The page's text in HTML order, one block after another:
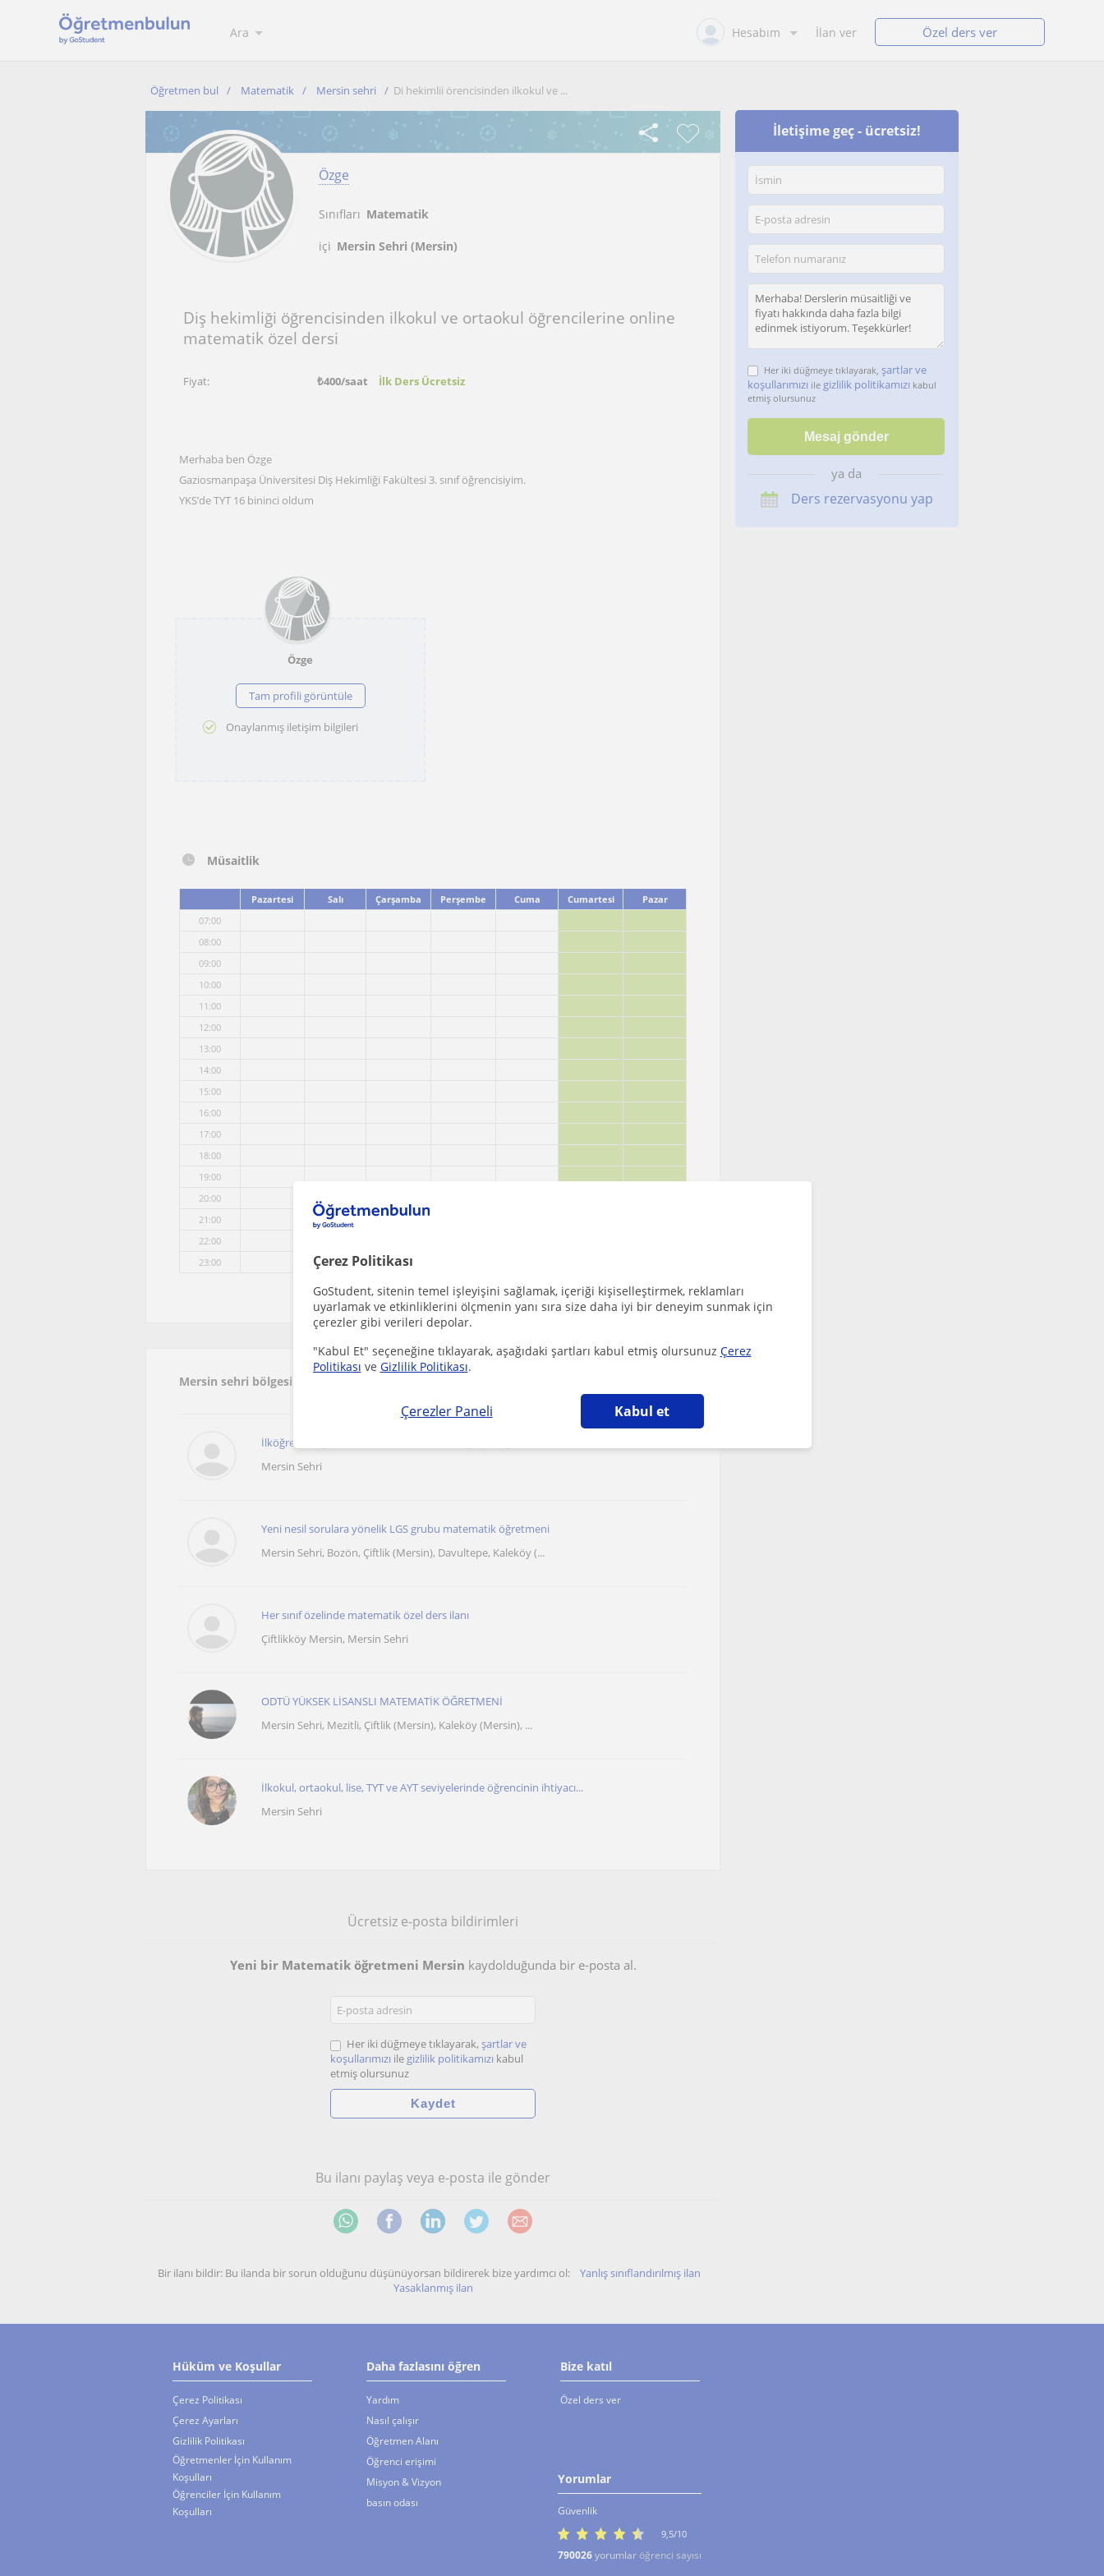
Çerez Politikası
GoStudent, sitenin temel işleyişini sağlamak, içeriği kişiselleştirmek, reklamları
uyarlamak ve etkinliklerini ölçmenin yanı sıra size daha iyi bir deneyim sunmak için
çerezler gibi verileri depolar.
"Kabul Et" seçeneğine tıklayarak, aşağıdaki şartları kabul etmiş olursunuz Çerez
Politikası ve Gizlilik Politikası.
Çerezler Paneli Kabul et
Ara Hesabım İlan ver Özel ders ver
Öğretmen bul Matematik Mersin sehri Di hekimlii örencisinden ilkokul ve ...
Özge
Sınıfları Matematik
içi Mersin Sehri (Mersin)
Diş hekimliği öğrencisinden ilkokul ve ortaokul öğrencilerine online
matematik özel dersi
Fiyat: ₺400/saat İlk Ders Ücretsiz
Merhaba ben Özge
Gaziosmanpaşa Üniversitesi Diş Hekimliği Fakültesi 3. sınıf öğrencisiyim.
YKS’de TYT 16 bininci oldum
Özge
Tam profili görüntüle
Onaylanmış iletişim bilgileri
Müsaitlik
Pazartesi Salı Çarşamba Perşembe Cuma Cumartesi
Pazar
07:00
08:00
09:00
10:00
11:00
12:00
13:00
14:00
15:00
16:00
17:00
18:00
19:00
20:00
21:00
22:00
23:00
Mersin sehri bölgesinde ilginizi çekebilecek diğer Matematik öğretmenleri
İlköğretim öğrencilerine 4. sınıftan 5. sınıfa geçen öğrencilere mate...
Mersin Sehri
Yeni nesil sorulara yönelik LGS grubu matematik öğretmeni
Mersin Sehri, Bozön, Çiftlik (Mersin), Davultepe, Kaleköy (...
Her sınıf özelinde matematik özel ders ilanı
Çiftlikköy Mersin, Mersin Sehri
ODTÜ YÜKSEK LİSANSLI MATEMATİK ÖĞRETMENİ
Mersin Sehri, Mezitli, Çiftlik (Mersin), Kaleköy (Mersin), ...
İlkokul, ortaokul, lise, TYT ve AYT seviyelerinde öğrencinin ihtiyacı...
Mersin Sehri
Ücretsiz e-posta bildirimleri
Yeni bir Matematik öğretmeni Mersin kaydolduğunda bir e-posta al.
Her iki düğmeye tıklayarak, şartlar ve
koşullarımızı ile gizlilik politikamızı kabul
etmiş olursunuz
Bu ilanı paylaş veya e-posta ile gönder
Bir ilanı bildir: Bu ilanda bir sorun olduğunu düşünüyorsan bildirerek bize yardımcı ol: Yanlış sınıflandırılmış ilan
Yasaklanmış ilan
İletişime geç - ücretsiz!
Her iki düğmeye tıklayarak, şartlar ve
koşullarımızı ile gizlilik politikamızı kabul
etmiş olursunuz
ya da
Ders rezervasyonu yap
Hüküm ve Koşullar
Çerez Politikası
Çerez Ayarları
Gizlilik Politikası
Öğretmenler İçin Kullanım
Koşulları
Öğrenciler İçin Kullanım
Koşulları
Daha fazlasını öğren
Yardım
Nasıl çalışır
Öğretmen Alanı
Öğrenci erişimi
Misyon & Vizyon
basın odası
Bize katıl
Özel ders ver
Yorumlar
Güvenlik
9,5/10
790026yorumlar öğrenci sayısı